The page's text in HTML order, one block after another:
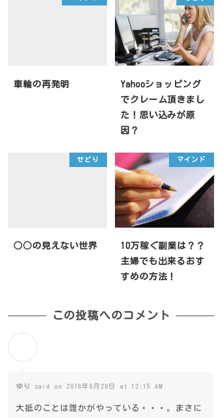
車輪の再発明
Yahooショッピング
でクレーム頂きまし
た！思い込みが原
因？
せどり
○○の見えない世界
マインド
10万稼ぐ副業は？？
主婦でも出来るおす
すめの方法！
この投稿へのコメント
ゆり said on 2016年6月29日 at 12:15 AM
大抵のことは誰かがやっている・・・。まさに